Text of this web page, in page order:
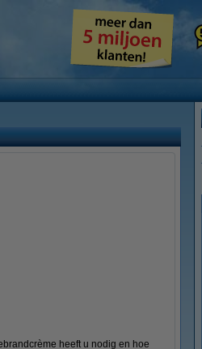
heeft u nodig en hoe